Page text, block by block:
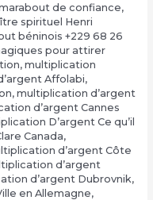
de confiance,
spirituel Henri
béninois +229 68 26
pour attirer
, multiplication
Affolabi,
, multiplication d’argent
d’argent Cannes
D’argent Ce qu’il
Canada,
d’argent Côte
d’argent
d’argent Dubrovnik,
en Allemagne,